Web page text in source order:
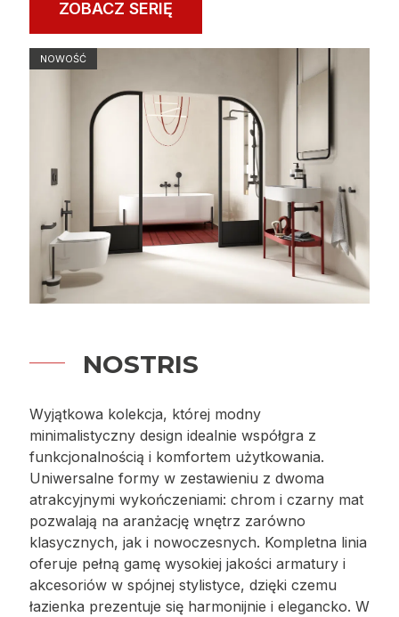
ZOBACZ SERIĘ
NOWOŚĆ
NOSTRIS
Wyjątkowa kolekcja, której modny
minimalistyczny design idealnie współgra z
funkcjonalnością i komfortem użytkowania.
Uniwersalne formy w zestawieniu z dwoma
atrakcyjnymi wykończeniami: chrom i czarny mat
pozwalają na aranżację wnętrz zarówno
klasycznych, jak i nowoczesnych. Kompletna linia
oferuje pełną gamę wysokiej jakości armatury i
akcesoriów w spójnej stylistyce, dzięki czemu
łazienka prezentuje się harmonijnie i elegancko. W